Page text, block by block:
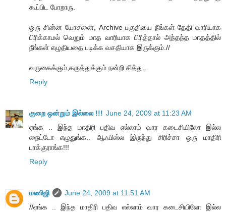
கூப்பிட போறாரு.
ஒரு சின்ன யோசனை, Archive பகுதியை நீங்கள் தேதி வாரியாக
பிரிக்காமல் வெறும் மாத வாரியாக பிரித்தால் அந்தந்த மாதத்தில்
நீங்கள் எழுதியதை படிக்க வசதியாக இருக்கும்.//
வருகைக்கும்,கருத்துக்கும் நன்றி சித்து..
Reply
குறை ஒன்றும் இல்லை !!! June 24, 2009 at 11:23 AM
ஏங்க .. இந்த மாதிரி பதிவ எல்லாம் வார கடைசியிலோ இல்ல
நைட்டோ எழுதுங்க.. ஆஃபிஸ்ல இருந்து சிரிச்சா ஒரு மாதிரி
பாக்குராங்க!!!
Reply
மணிஜி
June 24, 2009 at 11:51 AM
//ஏங்க .. இந்த மாதிரி பதிவ எல்லாம் வார கடைசியிலோ இல்ல